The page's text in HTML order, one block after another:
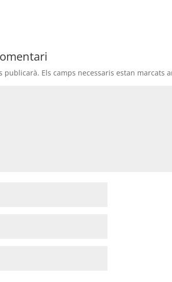
publicarà. Els camps necessaris estan marcats